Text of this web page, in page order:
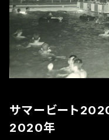
サマービート
2020年